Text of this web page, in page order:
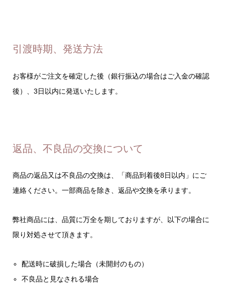
引渡時期、発送方法
お客様がご注文を確定した後（銀行振込の場合はご入金の確認
後）、3日以内に発送いたします。
返品、不良品の交換について
商品の返品又は不良品の交換は、「商品到着後8日以内」にご
連絡ください。一部商品を除き、返品や交換を承ります。
弊社商品には、品質に万全を期しておりますが、以下の場合に
限り対処させて頂きます。
配送時に破損した場合（未開封のもの）
不良品と見なされる場合